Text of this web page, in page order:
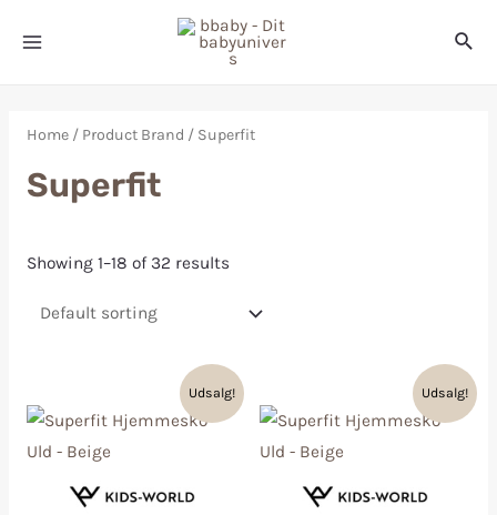
Home/ Product Brand / Superfit
Superfit
Showing 1–18 of 32 results
Udsalg! Udsalg!